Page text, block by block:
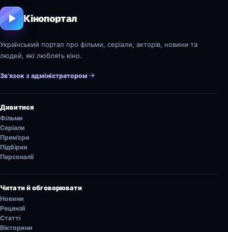
Кінопортал
Український портал про фільми, серіали, акторів, новини та
людей, які люблять кіно.
Зв’язок з адміністратором
Дивитися
Фільми
Серіали
Прем’єри
Підбірки
Персоналії
Читати й обговорювати
Новини
Рецензії
Статті
Вікторини